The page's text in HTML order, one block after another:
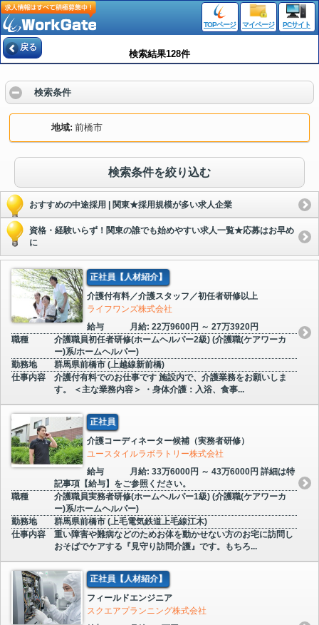
TOPページ マイページ PCサイト
戻る
検索結果128件
検索条件
地域 前橋市
検索条件を絞り込む
おすすめの中途採用 | 関東★採用規模が多い求人企業
資格・経験いらず！関東の誰でも始めやすい求人一覧★応募はお早め
に
正社員【人材紹介】
介護付有料／介護スタッフ／初任者研修以上
ライフワンズ株式会社
給与
月給: 22万9600円 ～ 27万3920円
職種
介護職員初任者研修(ホームヘルパー2級) (介護職(ケアワーカ
ー)系/ホームヘルパー)
勤務地
群馬県前橋市 (上越線新前橋)
仕事内容
介護付有料でのお仕事です 施設内で、介護業務をお願いしま
す。 ＜主な業務内容＞ ・身体介護：入浴、食事...
正社員
介護コーディネーター候補（実務者研修）
ユースタイルラボラトリー株式会社
給与
月給: 33万6000円 ～ 43万6000円 詳細は特
記事項【給与】をご参照ください。
職種
介護職員実務者研修(ホームヘルパー1級) (介護職(ケアワーカ
ー)系/ホームヘルパー)
勤務地
群馬県前橋市 (上毛電気鉄道上毛線江木)
仕事内容
重い障害や難病などのためお体を動かせない方のお宅に訪問し
おそばでケアする『見守り訪問介護』です。もちろ...
正社員【人材紹介】
フィールドエンジニア
スクエアプランニング株式会社